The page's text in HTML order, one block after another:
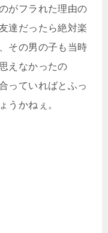
がフラれた理由の
達だったら絶対楽
その男の子も当時
えなかったの
っていればとふっ
うかねぇ。